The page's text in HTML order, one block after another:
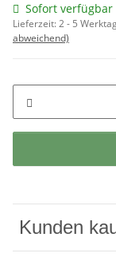
Sofort verfügbar
Lieferzeit:2 - 5
abweichend)
Kunden